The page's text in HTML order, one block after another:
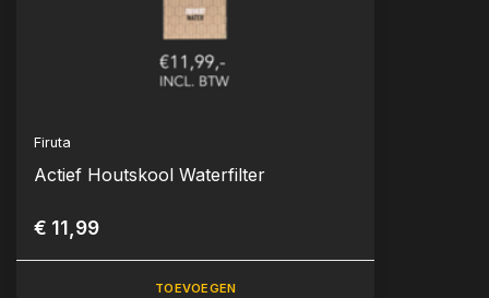
Firuta
Actief Houtskool Waterfilter
€ 11,99
TOEVOEGEN